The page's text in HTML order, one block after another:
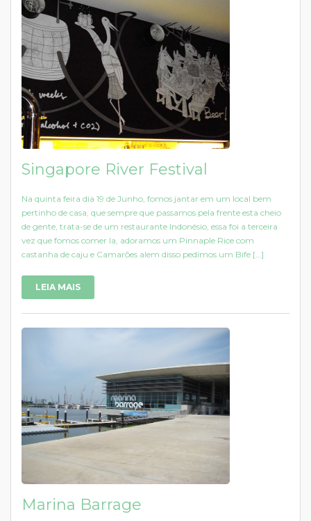
Singapore River Festival
Na quinta feira dia 19 de Junho, fomos jantar em um local bem
pertinho de casa, que sempre que passamos pela frente esta cheio
de gente, trata-se de um restaurante Indonésio, essa foi a terceira
vez que fomos comer la, adoramos um Pinnaple Rice com
castanha de caju e Camarões alem disso pedimos um Bife […]
LEIA MAIS
Marina Barrage